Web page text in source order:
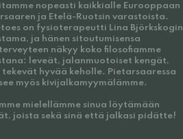
nopeasti kaikkialle Eurooppaan
ja Etelä-Ruotsin varastoista.
on fysioterapeutti Lina Björkskogin
ja hänen sitoutumisensa
näkyy koko filosofiamme
leveät, jalanmuotoiset kengät,
hyvää keholle. Pietarsaaressa
myös kivijalkamyymälämme.
mielellämme sinua löytämään
joista sekä sinä että jalkasi pidätte!